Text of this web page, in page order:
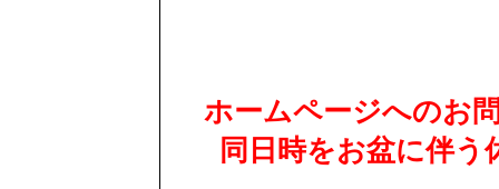
ホームページへのお
同日時をお盆に伴